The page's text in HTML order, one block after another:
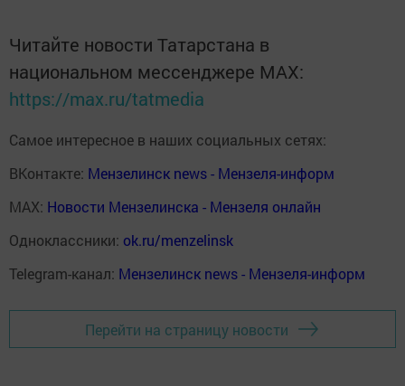
Читайте новости Татарстана в
национальном мессенджере MАХ:
https://max.ru/tatmedia
Самое интересное в наших социальных сетях:
ВКонтакте: Мензелинск news - Мензеля-информ
MAX: Новости Мензелинска - Мензеля онлайн
Одноклассники: ok.ru/menzelinsk
Telegram-канал: Мензелинск news - Мензеля-информ
Перейти на страницу новости